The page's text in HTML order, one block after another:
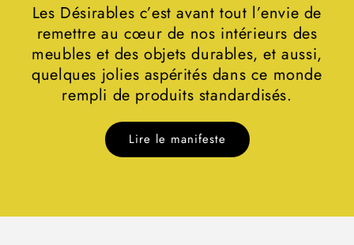
Les Désirables c’est avant tout l’envie de
remettre au cœur de nos intérieurs des
meubles et des objets durables, et aussi,
quelques jolies aspérités dans ce monde
rempli de produits standardisés.
Lire le manifeste